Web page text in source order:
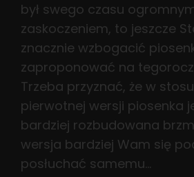
był swego czasu
zaskoczeniem, to jeszcze
znacznie wzbogacić
zaproponować na
Trzeba przyznać, że w
pierwotnej wersji piosenka
bardziej rozbudowana
wersja bardziej Wam się
posłuchać samemu…